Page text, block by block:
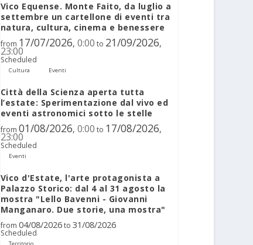
Vico Equense. Monte Faito, da luglio a
settembre un cartellone di eventi tra
natura, cultura, cinema e benessere
from 17/07/2026, 0:00 to 21/09/2026,
23:00
Scheduled
Cultura Eventi
Città della Scienza aperta tutta
l’estate: Sperimentazione dal vivo ed
eventi astronomici sotto le stelle
from 01/08/2026, 0:00 to 17/08/2026,
23:00
Scheduled
Eventi
Vico d'Estate, l'arte protagonista a
Palazzo Storico: dal 4 al 31 agosto la
mostra "Lello Bavenni - Giovanni
Manganaro. Due storie, una mostra"
from 04/08/2026to 31/08/2026
Scheduled
Territorio